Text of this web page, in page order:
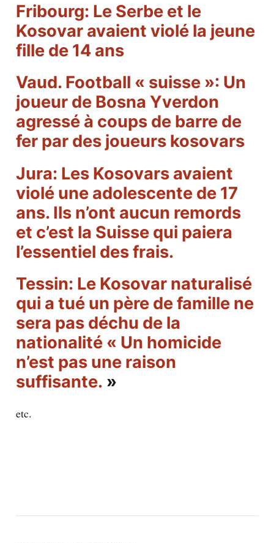
Fribourg: Le Serbe et le
Kosovar avaient violé la jeune
fille de 14 ans
Vaud. Football « suisse »: Un
joueur de Bosna Yverdon
agressé à coups de barre de
fer par des joueurs kosovars
Jura: Les Kosovars avaient
violé une adolescente de 17
ans. Ils n’ont aucun remords
et c’est la Suisse qui paiera
l’essentiel des frais.
Tessin: Le Kosovar naturalisé
qui a tué un père de famille ne
sera pas déchu de la
nationalité « Un homicide
n’est pas une raison
suffisante. »
etc.